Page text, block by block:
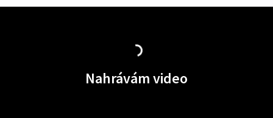
Nahrávám video